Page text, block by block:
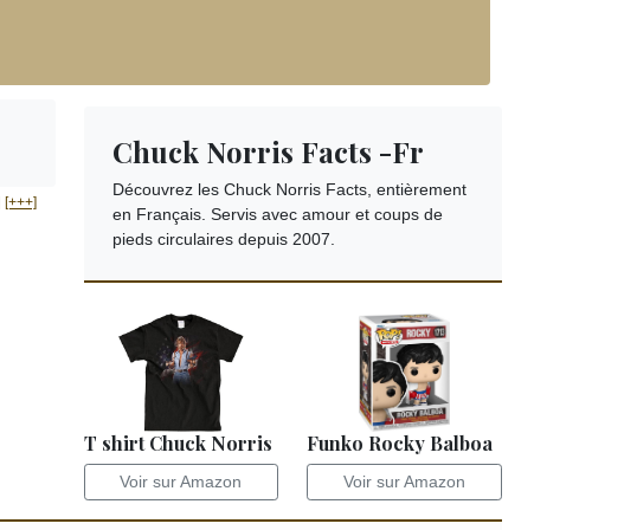
[+++]
Chuck Norris Facts -Fr
Découvrez les Chuck Norris Facts, entièrement
en Français. Servis avec amour et coups de
pieds circulaires depuis 2007.
T shirt Chuck Norris
Voir sur Amazon
Funko Rocky Balboa
Voir sur Amazon